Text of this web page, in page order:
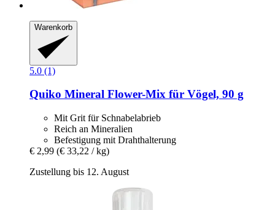
Warenkorb
5.0 (1)
Quiko Mineral Flower-​Mix für Vögel, 90 g
Mit Grit für Schnabelabrieb
Reich an Mineralien
Befestigung mit Drahthalterung
€ 2,99 (€ 33,22 / kg)
Zustellung bis 12. August